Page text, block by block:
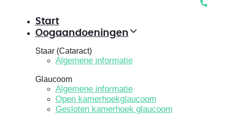
Start
Oogaandoeningen
Staar (Cataract)
Algemene informatie
Glaucoom
Algemene informatie
Open kamerhoekglaucoom
Gesloten kamerhoek glaucoom